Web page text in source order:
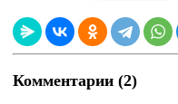
Комментарии (2)